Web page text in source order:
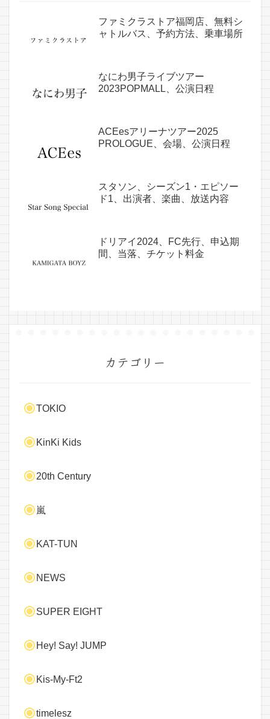
ファミクラストア福岡店、無料シ
ャトルバス、予約方法、乗車場所
なにわ男子ライブツアー
2023POPMALL、公演日程
ACEesアリーナツアー2025
PROLOGUE、会場、公演日程
スタソン、シーズン1・エピソー
ド1、出演者、楽曲、放送内容
ドリアイ2024、FC先行、申込期
間、当落、チケット料金
カテゴリー
TOKIO
KinKi Kids
20th Century
嵐
KAT-TUN
NEWS
SUPER EIGHT
Hey! Say! JUMP
Kis-My-Ft2
timelesz